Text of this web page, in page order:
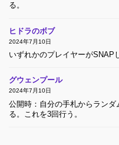
る。
ヒドラのボブ
2024年7月10日
いずれかのプレイヤーがSNAP
グウェンプール
2024年7月10日
公開時：自分の手札からラン
る。これを3回行う。